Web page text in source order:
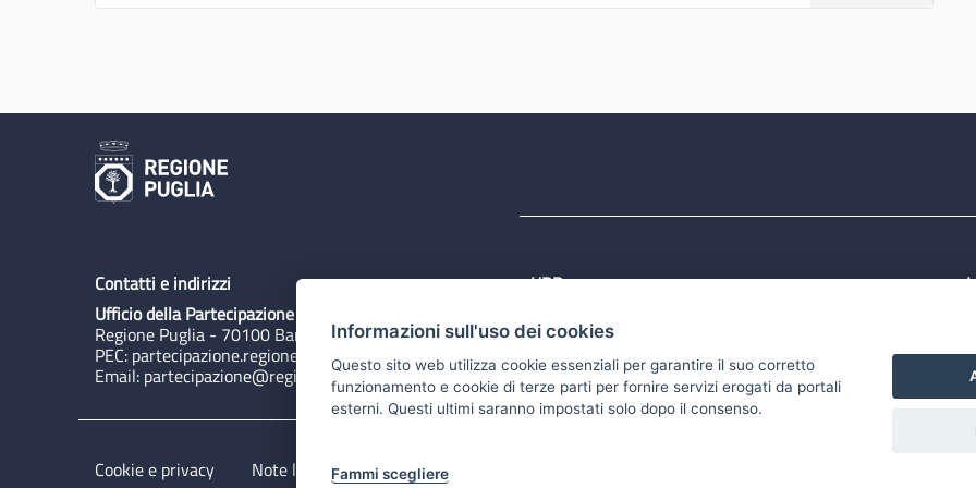
Contatti e indirizzi
Ufficio della Partecipazione
Regione Puglia - 70100 Bari, Lungomare N. Sauro 31
PEC: partecipazione.regione@pec.rupar.puglia.it
Email: partecipazione@regione.puglia.it
URP
Email:quiregione@regione.puglia.it
Rubrica
Cookie e privacy Note legali Dichiarazione di accessibilità
Informazioni sull'uso dei cookies
Questo sito web utilizza cookie essenziali per garantire il suo corretto
funzionamento e cookie di terze parti per fornire servizi erogati da portali
esterni. Questi ultimi saranno impostati solo dopo il consenso.
Fammi scegliere